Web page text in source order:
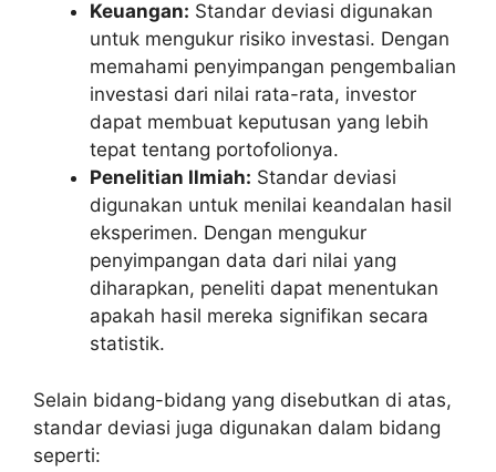
Keuangan: Standar deviasi digunakan
untuk mengukur risiko investasi. Dengan
memahami penyimpangan pengembalian
investasi dari nilai rata-rata, investor
dapat membuat keputusan yang lebih
tepat tentang portofolionya.
Penelitian Ilmiah: Standar deviasi
digunakan untuk menilai keandalan hasil
eksperimen. Dengan mengukur
penyimpangan data dari nilai yang
diharapkan, peneliti dapat menentukan
apakah hasil mereka signifikan secara
statistik.
Selain bidang-bidang yang disebutkan di atas,
standar deviasi juga digunakan dalam bidang
seperti: